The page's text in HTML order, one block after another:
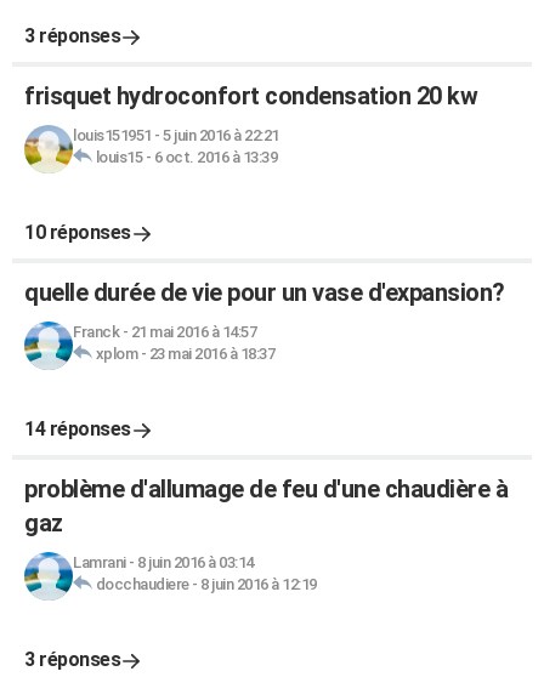
3 réponses
frisquet hydroconfort condensation 20 kw
louis151951 - 5 juin 2016 à 22:21
louis15- 6 oct. 2016 à 13:39
10 réponses
quelle durée de vie pour un vase d'expansion?
Franck- 21 mai 2016 à 14:57
xplom- 23 mai 2016 à 18:37
14 réponses
problème d'allumage de feu d'une chaudière à
gaz
Lamrani- 8 juin 2016 à 03:14
docchaudiere- 8 juin 2016 à 12:19
3 réponses